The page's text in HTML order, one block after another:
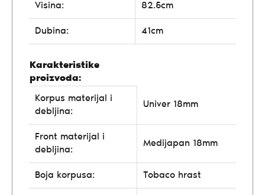
Visina: 82.5cm
Dubina: 41cm
Karakteristike
proizvoda:
Korpus materijal i
debljina:
Univer 18mm
Front materijal i
debljina:
Medijapan 18mm
Boja korpusa: Tobaco hrast